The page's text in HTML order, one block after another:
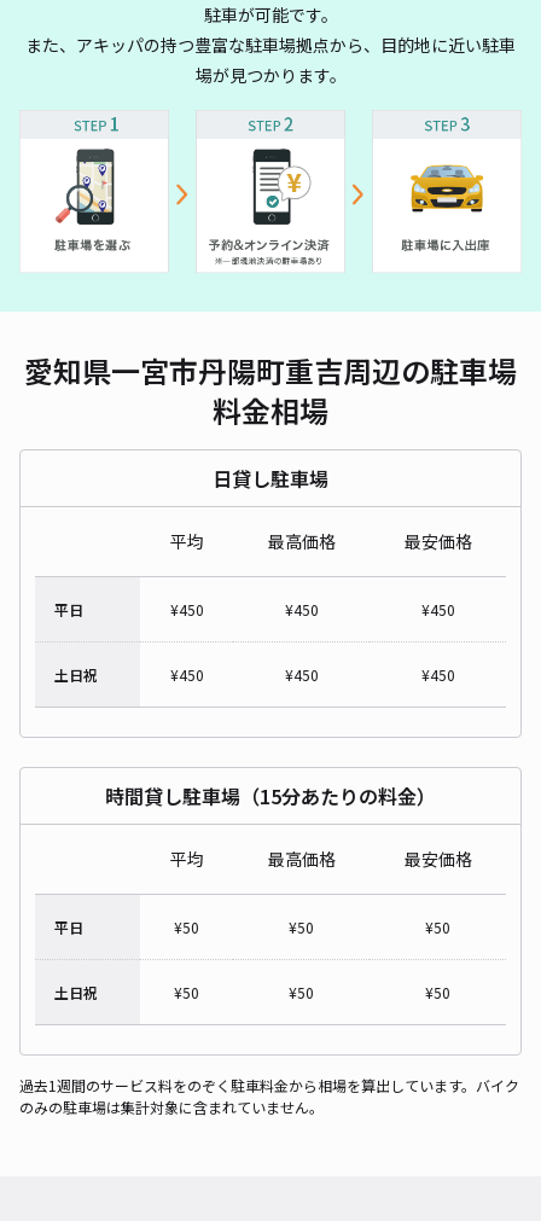
駐車が可能です。
また、アキッパの持つ豊富な駐車場拠点から、目的地に近い駐車
場が見つかります。
愛知県一宮市丹陽町重吉周辺の駐車場
料金相場
日貸し駐車場
平均 最高価格 最安価格
平日 ¥450 ¥450 ¥450
土日祝 ¥450 ¥450 ¥450
時間貸し駐車場（15分あたりの料金）
平均 最高価格 最安価格
平日 ¥50 ¥50 ¥50
土日祝 ¥50 ¥50 ¥50
過去1週間のサービス料をのぞく駐車料金から相場を算出しています。バイク
のみの駐車場は集計対象に含まれていません。